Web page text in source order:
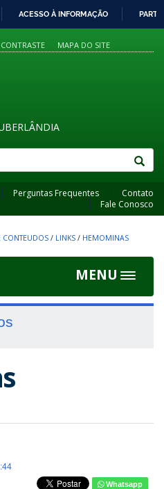
PARA
O
ACESSO À INFORMAÇÃO
MAPA DO SITE
Perguntas Frequentes
Contato
Fale Conosco
CONTEUDOS / LINKS / HEMOMINAS
MENU
Toggle
Whatsapp